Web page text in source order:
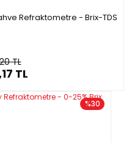
Refraktometre - Brix-TDS
TL
TL
%30